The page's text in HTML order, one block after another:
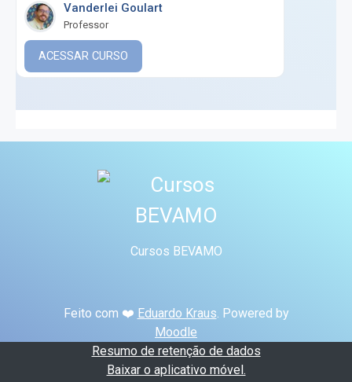
Vanderlei Goulart
Professor
ACESSAR CURSO
Cursos BEVAMO
Feito com ❤️ Eduardo Kraus. Powered by
Moodle
Resumo de retenção de dados
Baixar o aplicativo móvel.